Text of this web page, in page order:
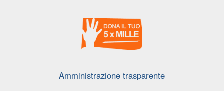
Amministrazione trasparente